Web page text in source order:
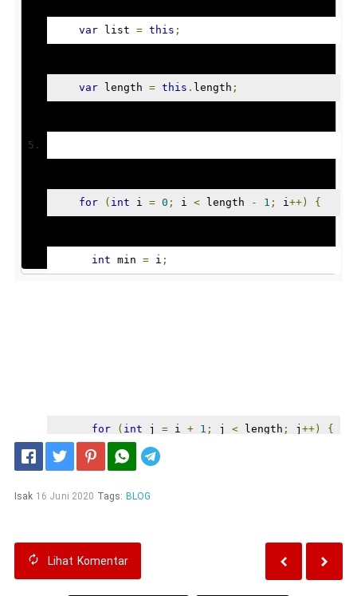
var list = this ;
var length = this . length ;
for ( int i = 0 ; i < length - 1 ; i ++) {
int min = i ;
for ( int j = i + 1 ; j < length ; j ++) {
min
Isak 16 Juni 2020 Tags: BLOG
Lihat Komentar